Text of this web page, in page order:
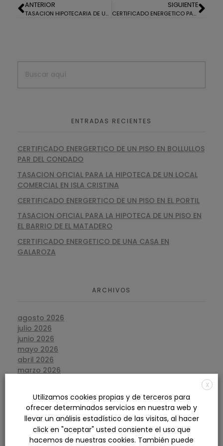
ANTERIOR
TASACION HIPOTECARIA DE UNA VIVIENDA EN LA MONACILLA
SIGUIENTE
CERTIFICADO ENERGETICO PARA PLACAS FOTOVOLTAICAS
ENTRADAS RECIENTES
CERTIFICADO ENERGERTICO DE UN PISO EN BOLLULLOS
PAR DEL CONDADO
TASACION OFICIAL PARA LA HIPOTECA DE UN LOCAL
COMERCIAL EN ISLA CRISTINA
CERTIFICADO ENERGERTICO DE UN PISO EN EL PORTIL
TASACION OFICIAL PARA LA HIPOTECA DE UN PISO EN
EL BARRIO DE EL MATADERO
CERTIFICADO ENERGETICO DE UNA CASA EN
GALAROZA
ARCHIVOS
agosto 2026
julio 2026
junio 2026
mayo 2026
abril 2026
marzo 2026
diciembre 2025
noviembre 2025
octubre 2025
septiembre 2025
agosto 2025
X
Utilizamos cookies propias y de terceros para
ofrecer determinados servicios en nuestra web y
llevar un análisis estadístico de las visitas, al hacer
click en "aceptar" usted consiente el uso que
hacemos de nuestras cookies. También puede